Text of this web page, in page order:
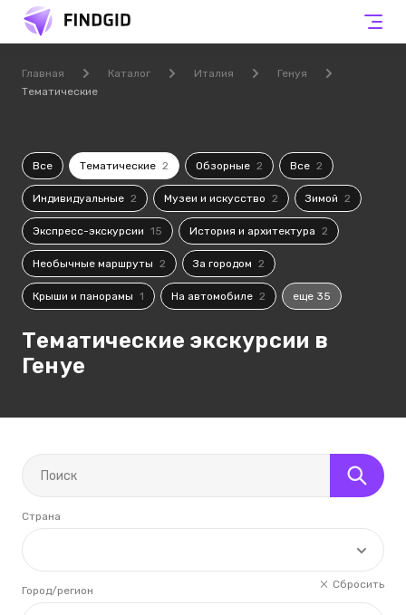
Главная Каталог Италия
Генуя
Тематические
Все Тематические 2 Обзорные 2 Все 2
Индивидуальные 2 Музеи и искусство 2 Зимой 2
Экспресс-экскурсии 15 История и архитектура 2
Необычные маршруты 2 За городом 2
Крыши и панорамы 1 На автомобиле 2 еще 35
Тематические экскурсии в
Генуе
Страна
Сбросить
Город/регион